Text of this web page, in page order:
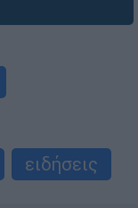
ειδήσεις